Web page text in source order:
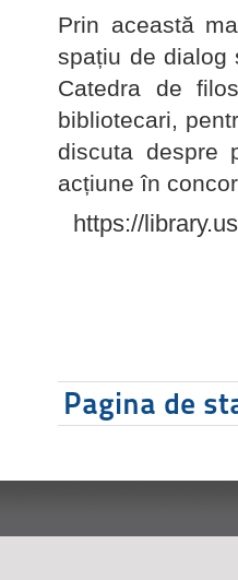
Prin această
spațiu de dialog
Catedra de
bibliotecari,
discuta despre
acțiune în
https://
Pagina de